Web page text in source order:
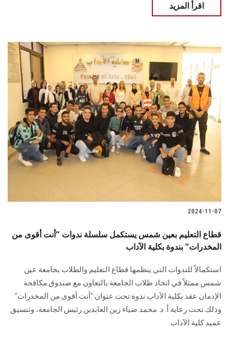
اقرأ المزيد
2024-11-07
قطاع التعليم بعين شمس يستكمل سلسلة ندوات "أنت أقوى من
المخدرات" بندوة بكلية الآداب
استكمالاً للندوات التي ينظمها قطاع التعليم والطلاب بجامعة عين
شمس ممثلاً في اتحاد ‏طلاب الجامعة بالتعاون مع صندوق مكافحة
الإدمان عقد بكلية الآداب ندوة تحت عنوان "أنت ‏أقوى من المخدرات"
وذلك تحت رعاية أ. د. محمد ضياء زين العابدين رئيس الجامعة، وتنسيق
عميد كلية الآداب.